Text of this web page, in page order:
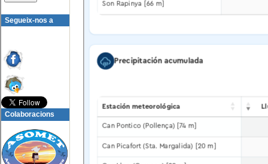
Segueix-nos a
Colaboracions